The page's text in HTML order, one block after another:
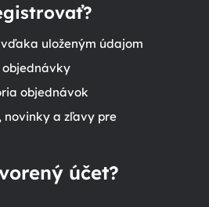
uloženým údajom
objednávky
objednávok
novinky a zľavy pre
účet?